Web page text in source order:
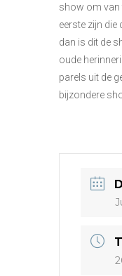
show om van
eerste zijn die
dan is dit de
oude
parels uit de
bijzondere